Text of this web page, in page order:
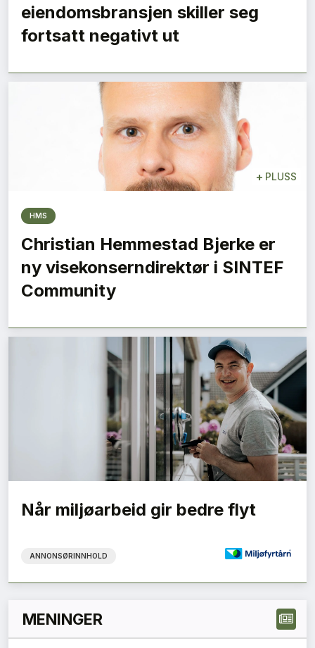
SE BLADARKIV
eiendomsbransjen skiller seg
fortsatt negativt ut
+ PLUSS
HMS
Christian Hemmestad Bjerke er
ny visekonserndirektør i SINTEF
Community
Når miljøarbeid gir bedre flyt
ANNONSØRINNHOLD
MENINGER